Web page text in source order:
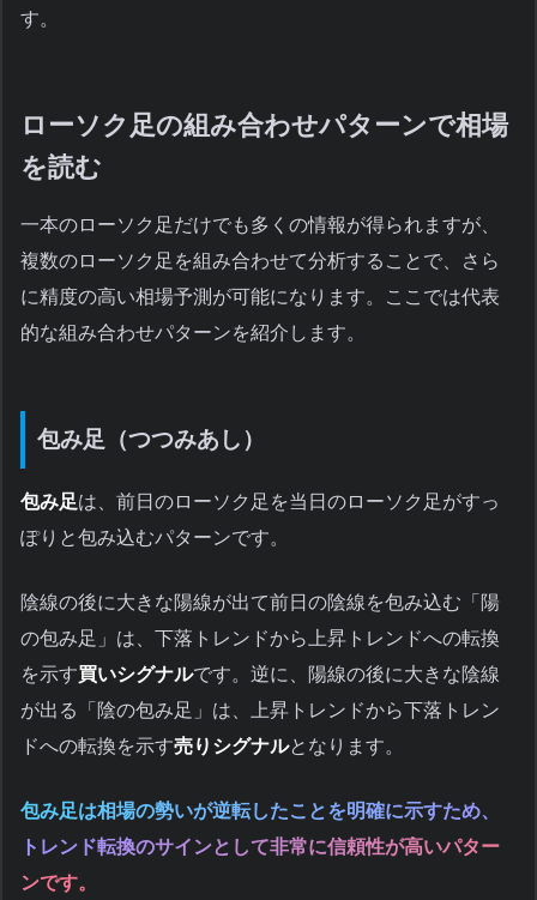
す。
ローソク足の組み合わせパターンで相場
を読む
一本のローソク足だけでも多くの情報が得られますが、
複数のローソク足を組み合わせて分析することで、さら
に精度の高い相場予測が可能になります。ここでは代表
的な組み合わせパターンを紹介します。
包み足（つつみあし）
包み足は、前日のローソク足を当日のローソク足がすっ
ぽりと包み込むパターンです。
陰線の後に大きな陽線が出て前日の陰線を包み込む「陽
の包み足」は、下落トレンドから上昇トレンドへの転換
を示す買いシグナルです。逆に、陽線の後に大きな陰線
が出る「陰の包み足」は、上昇トレンドから下落トレン
ドへの転換を示す売りシグナルとなります。
包み足は相場の勢いが逆転したことを明確に示すため、
トレンド転換のサインとして非常に信頼性が高いパター
ンです。